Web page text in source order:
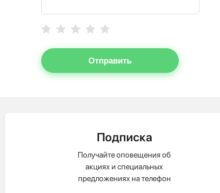
Отправить
Подписка
Получайте оповещения об
акциях и специальных
предложениях на телефон